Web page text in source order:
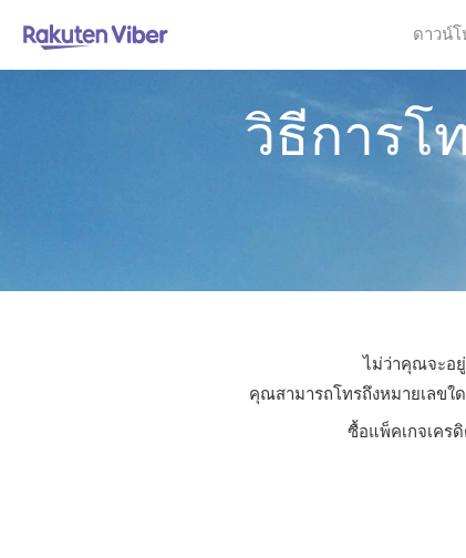
ดาวน์
วิธีการโ
ไม่ว่าคุณจะอ
คุณสามารถโทรถึงหมายเลขใ
ซื้อแพ็คเกจเคร